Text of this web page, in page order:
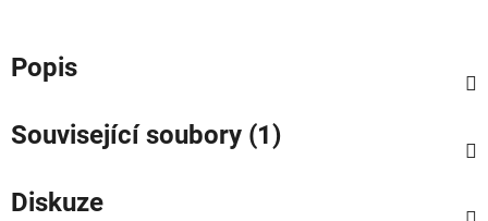
Popis
Související soubory (1)
Diskuze